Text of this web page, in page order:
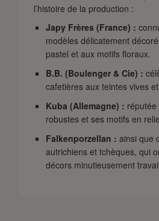
l’histoire de la production :
Japy Frères (France) :
modèles délicatement
pastel et aux motifs floraux.
B.B. (Boulenger & Cie) :
cafetières aux teintes vives
Kuba (Allemagne) :
robustes et ses motifs en
Falkenporzellan : ainsi que
autrichiens et tchèques, qui
décors minutieusement